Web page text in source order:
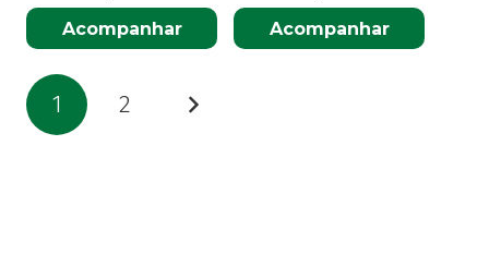
Acompanhar Acompanhar
Paginação
dos
1 2